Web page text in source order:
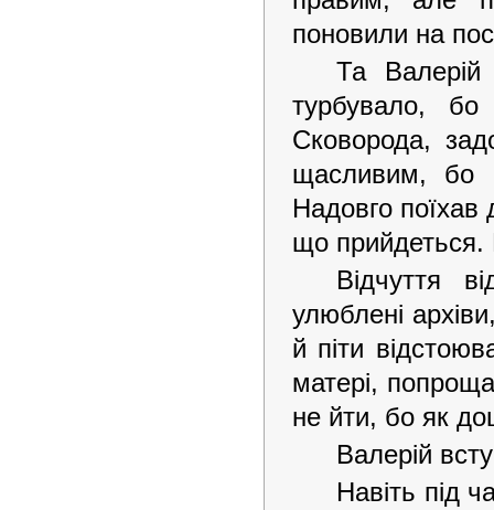
поновили на
Та Валерій
турбувало,
Сковорода,
щасливим, бо
Надовго поїхав
що прийдеться.
Відчуття
улюблені
й піти
матері,
не йти, бо як
Валерій
Навіть під